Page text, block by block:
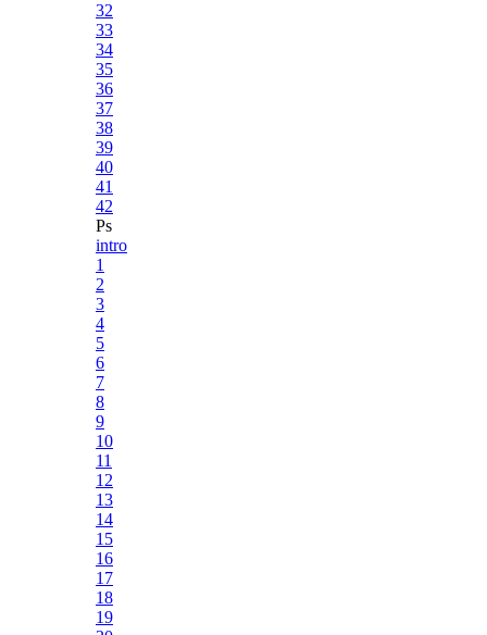
32
33
34
35
36
37
38
39
40
41
42
Ps
intro
1
2
3
4
5
6
7
8
9
10
11
12
13
14
15
16
17
18
19